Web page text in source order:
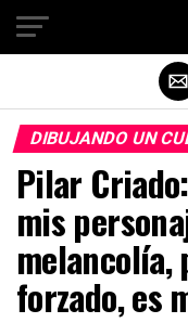
DIBUJANDO UN
Pilar
mis
melancolía,
forzado, es